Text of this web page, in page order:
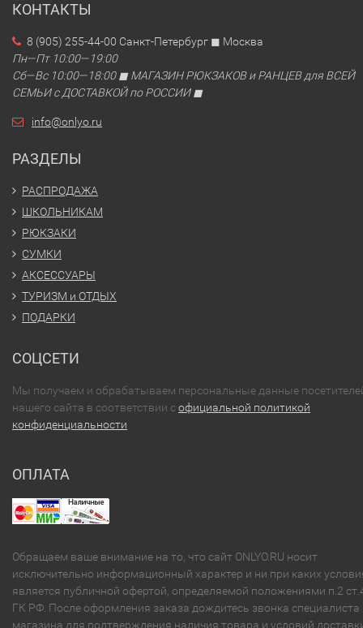
КОНТАКТЫ
8 (905) 255-44-00 Санкт-Петербург ◼ Москва
Пн—Пт 10:00—19:00
Сб—Вс 10:00—18:00 ◼ МАГАЗИН РЮКЗАКОВ и РАНЦЕВ для ВСЕЙ
СЕМЬИ с ДОСТАВКОЙ по РОССИИ ◼
info@onlyo.ru
РАЗДЕЛЫ
РАСПРОДАЖА
ШКОЛЬНИКАМ
РЮКЗАКИ
СУМКИ
АКСЕССУАРЫ
ТУРИЗМ и ОТДЫХ
ПОДАРКИ
СОЦСЕТИ
Мы получаем и обрабатываем персональные данные
нашего сайта в соответствии софициальной политикой
конфиденциальности
ОПЛАТА
Обращаем ваше внимание на то, что сайт ONLYO.RU носит
исключительно информационный характер и ни при каких
является публичной офертой, определяемой положениями п.2
ГК РФ. После оформления заказа дождитесь звонка специалиста
магазина для подтверждения наличия товара и условий